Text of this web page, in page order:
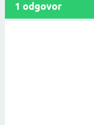
1 odgovor